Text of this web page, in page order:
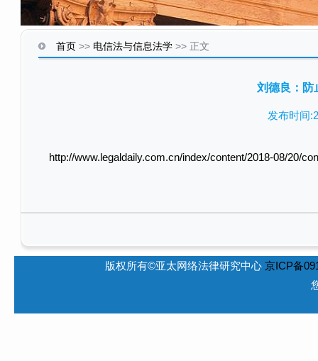
首页>> 电信法与信息法学>> 正文
刘德良：防
发布时间
http://www.legaldaily.com.cn/index/content/2018-08/20/
版权所有©亚太网络法律研究中心 京ICP备